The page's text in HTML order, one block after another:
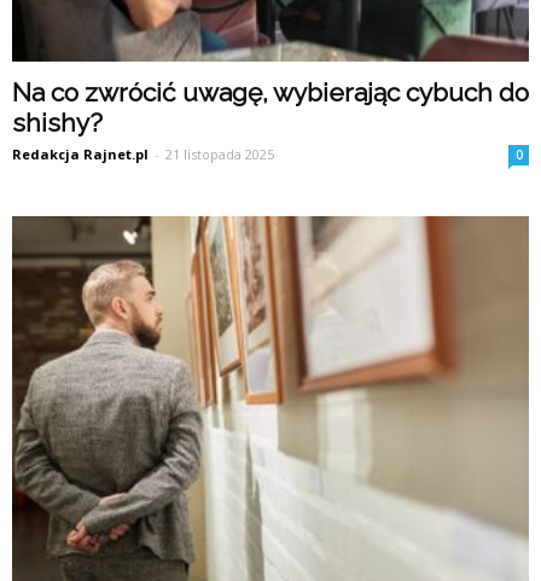
Na co zwrócić uwagę, wybierając cybuch do
shishy?
Redakcja Rajnet.pl - 21 listopada 2025 0